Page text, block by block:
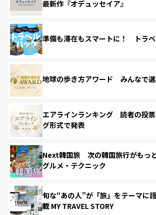
最新作『オデュッセイア』
準備も滞在もスマートに！ トラ
地球の歩き方アワード みんなで選
エアラインランキング 読者の投
グ形式で発表
Next韓国旅 次の韓国旅行がもっ
グルメ・テクニック
旬な“あの人”が「旅」をテーマに
載 MY TRAVEL STORY